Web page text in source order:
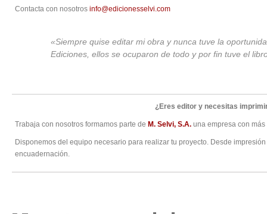
¿Eres editor y necesitas
Trabaja con nosotros formamos parte de M. Selvi, S.A. una empresa con
Disponemos del equipo necesario para realizar tu proyecto. Desde
encuadernación.
Contacta con nosotros info@edicionesselvi.com
«Siempre quise editar mi obra y nunca tuve la
Ediciones, ellos se ocuparon de todo y por fin tuve el